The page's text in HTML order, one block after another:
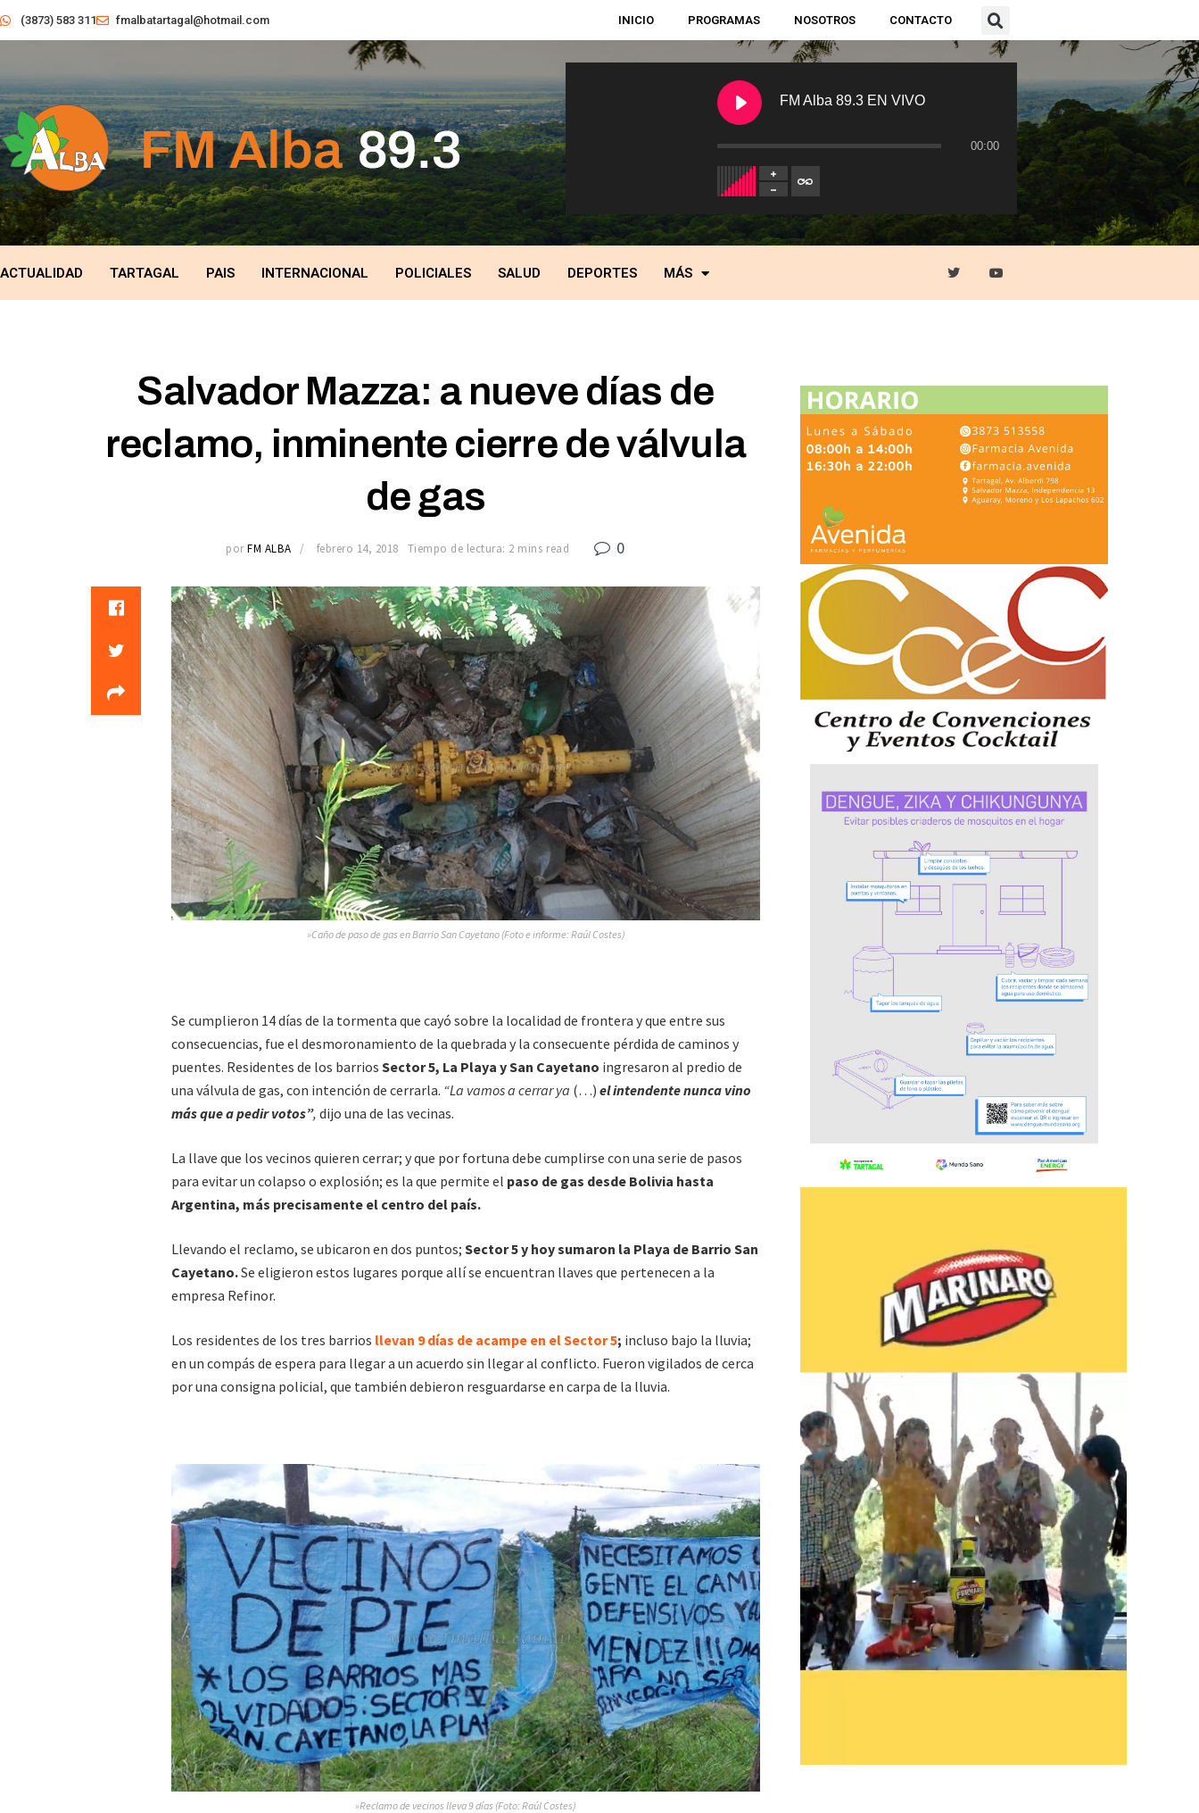
(3873) 583 311 fmalbatartagal@hotmail.com INICIO PROGRAMAS NOSOTROS CONTACTO
FM Alba 89.3 EN VIVO
00:00
ACTUALIDAD TARTAGAL PAIS INTERNACIONAL POLICIALES SALUD DEPORTES MÁS
Salvador Mazza: a nueve días de
reclamo, inminente cierre de válvula
de gas
por FM ALBA febrero 14, 2018 Tiempo de lectura: 2 mins read 0
»Caño de paso de gas en Barrio San Cayetano (Foto e informe: Raúl Costes)
Se cumplieron 14 días de la tormenta que cayó sobre la localidad de frontera y que entre sus
consecuencias, fue el desmoronamiento de la quebrada y la consecuente pérdida de caminos y
puentes. Residentes de los barrios Sector 5, La Playa y San Cayetano ingresaron al predio de
una válvula de gas, con intención de cerrarla. “La vamos a cerrar ya (…) el intendente nunca vino
más que a pedir votos”, dijo una de las vecinas.
La llave que los vecinos quieren cerrar; y que por fortuna debe cumplirse con una serie de pasos
para evitar un colapso o explosión; es la que permite el paso de gas desde Bolivia hasta
Argentina, más precisamente el centro del país.
Llevando el reclamo, se ubicaron en dos puntos; Sector 5 y hoy sumaron la Playa de Barrio San
Cayetano.Se eligieron estos lugares porque allí se encuentran llaves que pertenecen a la
empresa Refinor.
Los residentes de los tres barrios llevan 9 días de acampe en el Sector 5; incluso bajo la lluvia;
en un compás de espera para llegar a un acuerdo sin llegar al conflicto. Fueron vigilados de cerca
por una consigna policial, que también debieron resguardarse en carpa de la lluvia.
»Reclamo de vecinos lleva 9 días (Foto: Raúl Costes)